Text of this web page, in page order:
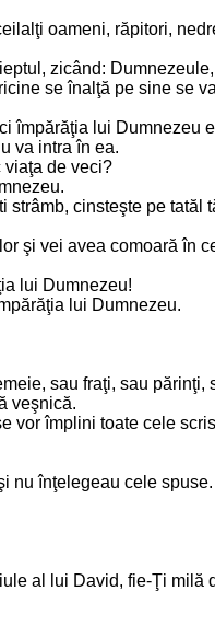
oameni, răpitori,
zicând:
se înalţă pe sine se
împărăţia lui Dumnezeu
va intra în ea.
viaţa de veci?
cinsteşte pe tatăl
şi vei avea comoară în
lui Dumnezeu!
lui Dumnezeu.
sau fraţi, sau
veşnică.
vor împlini toate cele
nu înţelegeau cele spuse.
al lui David, fie-Ţi milă